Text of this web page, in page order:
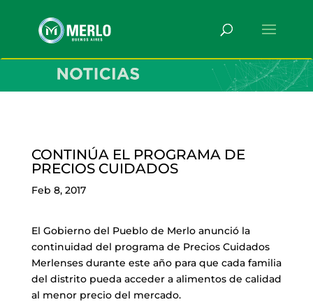
CONTINÚA EL PROGRAMA DE
PRECIOS CUIDADOS
Feb 8, 2017
El Gobierno del Pueblo de Merlo anunció la
continuidad del programa de Precios Cuidados
Merlenses durante este año para que cada familia
del distrito pueda acceder a alimentos de calidad
al menor precio del mercado.